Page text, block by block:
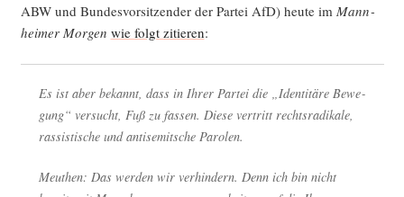
ABW und Bun­des­vor­sit­zen­der der Par­tei AfD) heu­te im Mann­
hei­mer Mor­gen wie folgt zitie­ren:
Es ist aber bekannt, dass in Ihrer Par­tei die „Iden­ti­tä­re Bewe­
gung“ ver­sucht, Fuß zu fas­sen. Die­se ver­tritt rechts­ra­di­ka­le,
ras­sis­ti­sche und anti­se­mit­sche Parolen.
Meu­then: Das wer­den wir ver­hin­dern. Denn ich bin nicht